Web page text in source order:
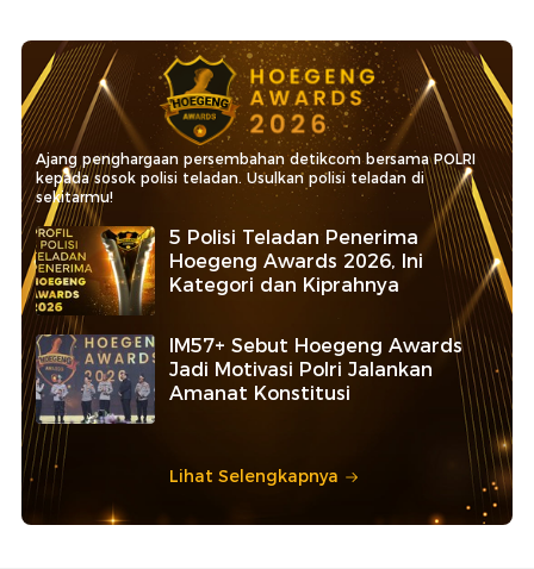
Ajang penghargaan persembahan detikcom bersama POLRI
kepada sosok polisi teladan. Usulkan polisi teladan di
sekitarmu!
5 Polisi Teladan Penerima
Hoegeng Awards 2026, Ini
Kategori dan Kiprahnya
IM57+ Sebut Hoegeng Awards
Jadi Motivasi Polri Jalankan
Amanat Konstitusi
Lihat Selengkapnya